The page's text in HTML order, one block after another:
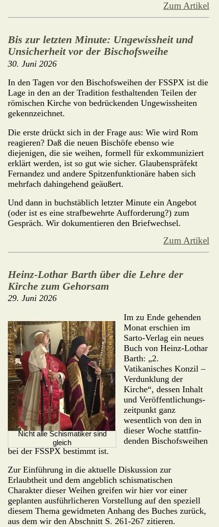
Zum Artikel
Bis zur letzten Minute: Ungewissheit und
Unsicherheit vor der Bischofsweihe
30. Juni 2026
In den Tagen vor den Bischofsweihen der FSSPX ist die
Lage in den an der Tradition festhaltenden Teilen der
römischen Kirche von bedrüc­ken­den Ungewissheiten
gekennzeichnet.
Die erste drückt sich in der Frage aus: Wie wird Rom
reagieren? Daß die neuen Bischöfe ebenso wie
diejenigen, die sie weihen, formell für ex­kom­muniziert
erklärt werden, ist so gut wie sicher. Glaubenspräfekt
Fer­nandez und andere Spitzenfunktionäre haben sich
mehrfach dahinge­hend geäußert.
Und dann in buchstäblich letzter Minute ein Angebot
(oder ist es eine strafbewehrte Aufforderung?) zum
Gespräch. Wir dokumentieren den Briefwechsel.
Zum Artikel
Heinz-Lothar Barth über die Lehre der
Kirche zum Gehorsam
29. Juni 2026
Nicht alle Schismatiker sind
gleich
Im zu Ende gehenden
Monat erschien im
Sarto-Verlag ein neues
Buch von Heinz-Lothar
Barth: „2.
Vatikanisches Konzil –
Verdunklung der
Kirche“, dessen Inhalt
und Veröffentli­chungs­
zeit­punkt ganz
wesentlich von den in
dieser Woche stattfin­
denden Bischofsweihen
bei der FSSPX bestimmt ist.
Zur Einführung in die aktuelle Diskussion zur
Erlaubtheit und dem angeblich schismati­schen
Charakter dieser Weihen greifen wir hier vor einer
geplanten ausführlicheren Vorstellung auf den speziell
diesem Thema gewidmeten Anhang des Buches zurück,
aus dem wir den Abschnitt S. 261-267 zitieren.